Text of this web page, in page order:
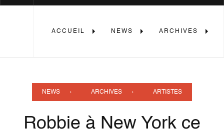
ACCUEIL NEWS ARCHIVES
NEWS ARCHIVES ARTISTES
Robbie à New York ce